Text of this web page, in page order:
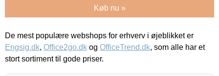
Køb nu »
De mest populære webshops for erhverv i øjeblikket er
Engsig.dk, Office2go.dk og OfficeTrend.dk, som alle har et
stort sortiment til gode priser.